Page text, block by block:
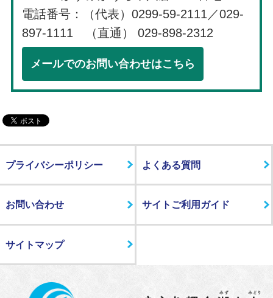
電話番号：（代表）0299-59-2111／029-
897-1111 （直通） 029-898-2312
メールでのお問い合わせはこちら
プライバシーポリシー よくある質問
お問い合わせ サイトご利用ガイド
サイトマップ